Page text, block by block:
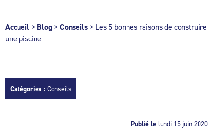
Accueil > Blog >Conseils > Les 5 bonnes raisons de construire
une piscine
Catégories :Conseils
Publié le lundi 15 juin 2020